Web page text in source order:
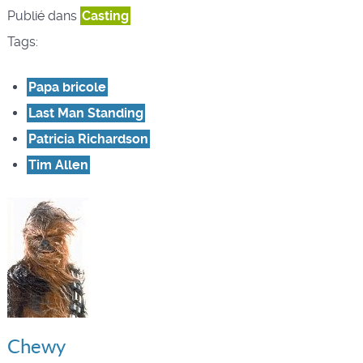
Publié dans Casting
Tags:
Papa bricole
Last Man Standing
Patricia Richardson
Tim Allen
Chewy